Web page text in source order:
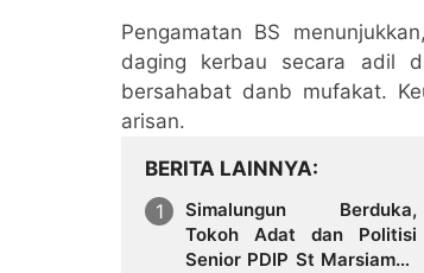
Pengamatan BS
daging kerbau secara adil
bersahabat danb mufakat.
arisan.
BERITA LAINNYA
Simalungun Berduka,
Tokoh Adat dan Politisi
Senior PDIP St Marsiaman